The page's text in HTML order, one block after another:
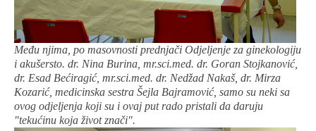
Među njima, po masovnosti prednjači Odjeljenje za ginekologiju
i akušersto. dr. Nina Burina, mr.sci.med. dr. Goran Stojkanović,
dr. Esad Bećiragić, mr.sci.med. dr. Nedžad Nakaš, dr. Mirza
Kozarić, medicinska sestra Šejla Bajramović, samo su neki sa
ovog odjeljenja koji su i ovaj put rado pristali da daruju
"tekućinu koja život znači".